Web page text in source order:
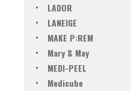
LADOR
LANEIGE
MAKE P:REM
Mary & May
MEDI-PEEL
Medicube